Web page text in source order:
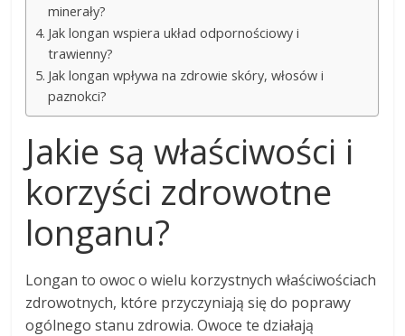
minerały?
Jak longan wspiera układ odpornościowy i
trawienny?
Jak longan wpływa na zdrowie skóry, włosów i
paznokci?
Jakie są właściwości i
korzyści zdrowotne
longanu?
Longan to owoc o wielu korzystnych właściwościach
zdrowotnych, które przyczyniają się do poprawy
ogólnego stanu zdrowia. Owoce te działają